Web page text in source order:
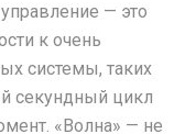
— это
к очень
системы, таких
секундный цикл
«Волна» — не